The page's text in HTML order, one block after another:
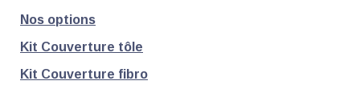
Nos options
Kit Couverture tôle
Kit Couverture fibro